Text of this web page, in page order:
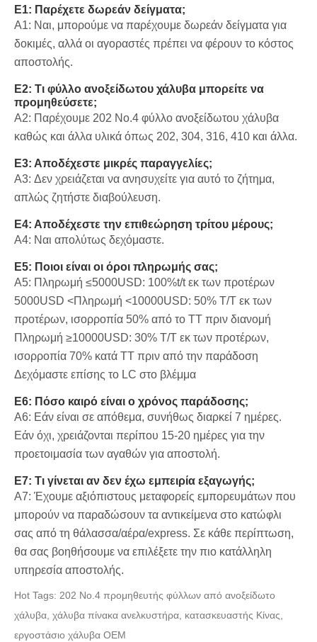
Ε1: Παρέχετε δωρεάν δείγματα;
A1: Ναι, μπορούμε να παρέχουμε δωρεάν δείγματα για
δοκιμές, αλλά οι αγοραστές πρέπει να φέρουν το κόστος
αποστολής.
Ε2: Τι φύλλο ανοξείδωτου χάλυβα μπορείτε να
προμηθεύσετε;
Α2: Παρέχουμε 202 Νο.4 φύλλο ανοξείδωτου χάλυβα
καθώς και άλλα υλικά όπως 202, 304, 316, 410 και άλλα.
Ε3: Αποδέχεστε μικρές παραγγελίες;
A3: Δεν χρειάζεται να ανησυχείτε για αυτό το ζήτημα,
απλώς ζητήστε διαβούλευση.
Ε4: Αποδέχεστε την επιθεώρηση τρίτου μέρους;
A4: Ναι απολύτως δεχόμαστε.
Ε5: Ποιοι είναι οι όροι πληρωμής σας;
A5: Πληρωμή ≤5000USD: 100%t/t εκ των προτέρων
5000USD <Πληρωμή <10000USD: 50% T/T εκ των
προτέρων, ισορροπία 50% από το TT πριν διανομή
Πληρωμή ≥10000USD: 30% T/T εκ των προτέρων,
ισορροπία 70% κατά TT πριν από την παράδοση
Δεχόμαστε επίσης το LC στο βλέμμα
Ε6: Πόσο καιρό είναι ο χρόνος παράδοσης;
A6: Εάν είναι σε απόθεμα, συνήθως διαρκεί 7 ημέρες.
Εάν όχι, χρειάζονται περίπου 15-20 ημέρες για την
προετοιμασία των αγαθών για αποστολή.
Ε7: Τι γίνεται αν δεν έχω εμπειρία εξαγωγής;
A7: Έχουμε αξιόπιστους μεταφορείς εμπορευμάτων που
μπορούν να παραδώσουν τα αντικείμενα στο κατώφλι
σας από τη θάλασσα/αέρα/express. Σε κάθε περίπτωση,
θα σας βοηθήσουμε να επιλέξετε την πιο κατάλληλη
υπηρεσία αποστολής.
Hot Tags: 202 Νο.4 προμηθευτής φύλλων από ανοξείδωτο
χάλυβα, χάλυβα πίνακα ανελκυστήρα, κατασκευαστής Κίνας,
εργοστάσιο χάλυβα OEM